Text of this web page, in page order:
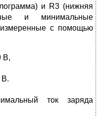
и R3 (нижняя
и минимальные
с помощью
В,
В.
ток заряда